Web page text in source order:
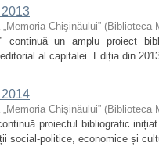
Chişinăului” (Biblioteca
continuă un amplu proiect
al capitalei. Ediția din
Chișinăului” (Biblioteca
proiectul bibliografic
social-politice, economice și